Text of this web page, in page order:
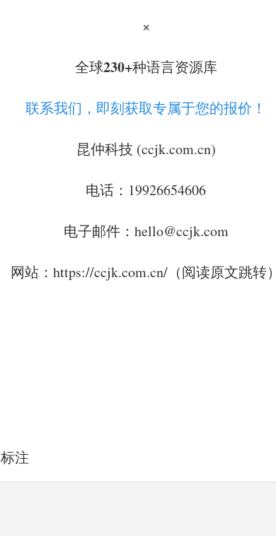
×
全球230+种语言资源库
联系我们，即刻获取专属于您的报价！
昆仲科技 (ccjk.com.cn)
电话：19926654606
电子邮件：hello@ccjk.com
网站：https://ccjk.com.cn/（阅读原文跳转）
标注